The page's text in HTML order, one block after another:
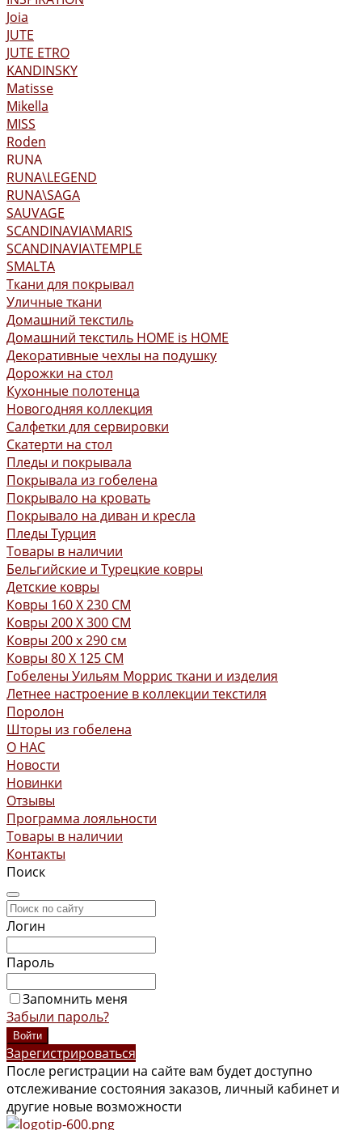
Joia
JUTE
JUTE ETRO
KANDINSKY
Matisse
Mikella
MISS
Roden
RUNA
RUNA\LEGEND
RUNA\SAGA
SAUVAGE
SCANDINAVIA\MARIS
SCANDINAVIA\TEMPLE
SMALTA
Ткани для покрывал
Уличные ткани
Домашний текстиль
Домашний текстиль HOME is HOME
Декоративные чехлы на подушку
Дорожки на стол
Кухонные полотенца
Новогодняя коллекция
Салфетки для сервировки
Скатерти на стол
Пледы и покрывала
Покрывала из гобелена
Покрывало на кровать
Покрывало на диван и кресла
Пледы Турция
Товары в наличии
Бельгийские и Турецкие ковры
Детские ковры
Ковры 160 X 230 СМ
Ковры 200 X 300 СМ
Ковры 200 х 290 см
Ковры 80 X 125 СМ
Гобелены Уильям Моррис ткани и изделия
Летнее настроение в коллекции текстиля
Поролон
Шторы из гобелена
О НАС
Новости
Новинки
Отзывы
Программа лояльности
Товары в наличии
Контакты
Поиск
Логин
Пароль
Запомнить меня
Забыли пароль?
Зарегистрироваться
После регистрации на сайте вам будет доступно
отслеживание состояния заказов, личный кабинет и
другие новые возможности